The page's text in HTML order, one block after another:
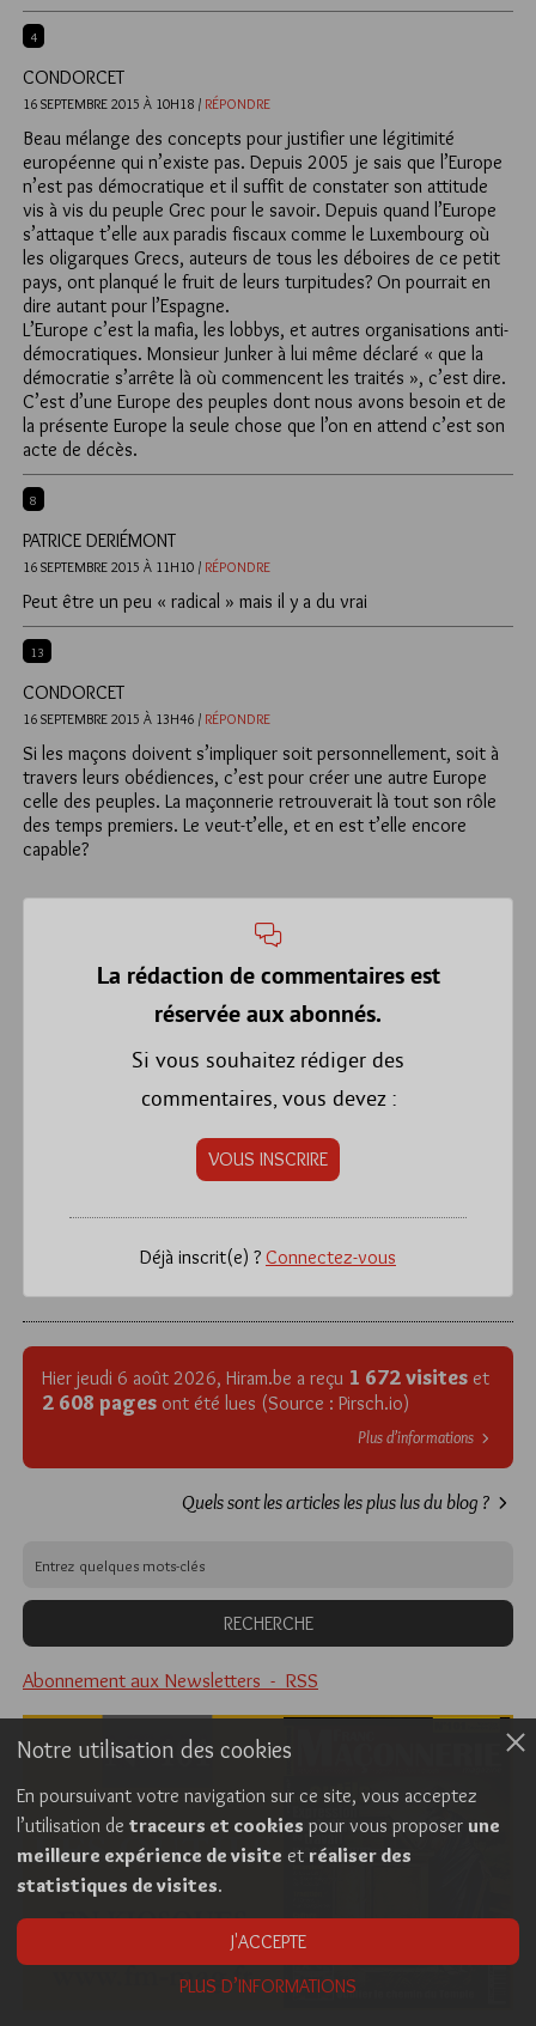
4
CONDORCET
16 SEPTEMBRE 2015 À 10H18 / RÉPONDRE
Beau mélange des concepts pour justifier une légitimité
européenne qui n’existe pas. Depuis 2005 je sais que l’Europe
n’est pas démocratique et il suffit de constater son attitude
vis à vis du peuple Grec pour le savoir. Depuis quand l’Europe
s’attaque t’elle aux paradis fiscaux comme le Luxembourg où
les oligarques Grecs, auteurs de tous les déboires de ce petit
pays, ont planqué le fruit de leurs turpitudes? On pourrait en
dire autant pour l’Espagne.
L’Europe c’est la mafia, les lobbys, et autres organisations anti-
démocratiques. Monsieur Junker à lui même déclaré « que la
démocratie s’arrête là où commencent les traités », c’est dire.
C’est d’une Europe des peuples dont nous avons besoin et de
la présente Europe la seule chose que l’on en attend c’est son
acte de décès.
8
PATRICE DERIÉMONT
16 SEPTEMBRE 2015 À 11H10 / RÉPONDRE
Peut être un peu « radical » mais il y a du vrai
13
CONDORCET
16 SEPTEMBRE 2015 À 13H46 / RÉPONDRE
Si les maçons doivent s’impliquer soit personnellement, soit à
travers leurs obédiences, c’est pour créer une autre Europe
celle des peuples. La maçonnerie retrouverait là tout son rôle
des temps premiers. Le veut-t’elle, et en est t’elle encore
capable?
La rédaction de commentaires est
réservée aux abonnés.
Si vous souhaitez rédiger des
commentaires, vous devez :
VOUS INSCRIRE
Déjà inscrit(e) ? Connectez-vous
Hier jeudi 6 août 2026, Hiram.be a reçu 1 672 visites et
2 608 pages ont été lues (Source : Pirsch.io)
Plus d’informations
Quels sont les articles les plus lus du blog ?
Abonnement aux Newsletters - RSS
Notre utilisation des cookies
En poursuivant votre navigation sur ce site, vous acceptez
l’utilisation de traceurs et cookies pour vous proposer une
meilleure expérience de visite et réaliser des
statistiques de visites.
J'ACCEPTE
PLUS D’INFORMATIONS